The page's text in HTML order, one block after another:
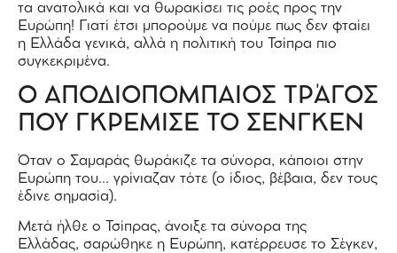
τα ανατολικά και να θωρακίσει τις ροές προς την
Ευρώπη! Γιατί έτσι μπορούμε να πούμε πως δεν φταίει
η Ελλάδα γενικά, αλλά η πολιτική του Τσίπρα πιο
συγκεκριμένα.
Ο ΑΠΟΔΙΟΠΟΜΠΑΙΟΣ ΤΡΆΓΟΣ
ΠΟΥ ΓΚΡΕΜΙΣΕ ΤΟ ΣΕΝΓΚΕΝ
Όταν ο Σαμαράς θωράκιζε τα σύνορα, κάποιοι στην
Ευρώπη του… γρίνιαζαν τότε (ο ίδιος, βέβαια, δεν τους
έδινε σημασία).
Μετά ήλθε ο Τσίπρας, άνοιξε τα σύνορα της
Ελλάδας, σαρώθηκε η Ευρώπη, κατέρρευσε το Σέγκεν,